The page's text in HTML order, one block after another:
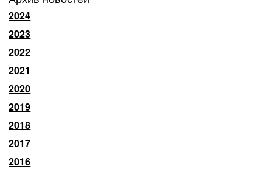
2024
2023
2022
2021
2020
2019
2018
2017
2016